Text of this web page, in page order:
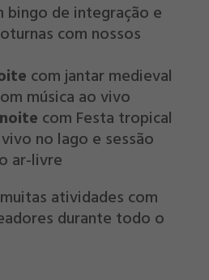
bingo de integração e
com nossos
com jantar medieval
música ao vivo
com Festa tropical
no lago e sessão
ar-livre
atividades com
durante todo o